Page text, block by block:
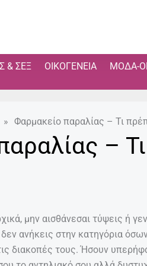
& ΣΕΞ ΟΙΚΟΓΈΝΕΙΑ ΜΌΔΑ-
» Φαρμακείο παραλίας – Τι
–
μην αισθάνεσαι τύψεις ή
ανήκεις στην κατηγόρια
διακοπές τους. Ήσουν